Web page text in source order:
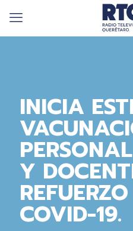
INICIA
Y
COVID-19.